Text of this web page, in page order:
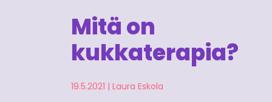
Mitä on
kukkaterapia?
19.5.2021 | Laura Eskola